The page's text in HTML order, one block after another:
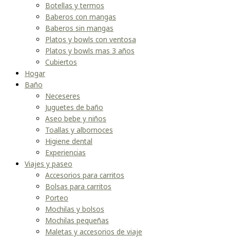
Botellas y termos
Baberos con mangas
Baberos sin mangas
Platos y bowls con ventosa
Platos y bowls mas 3 años
Cubiertos
Hogar
Baño
Neceseres
Juguetes de baño
Aseo bebe y niños
Toallas y albornoces
Higiene dental
Experiencias
Viajes y paseo
Accesorios para carritos
Bolsas para carritos
Porteo
Mochilas y bolsos
Mochilas pequeñas
Maletas y accesorios de viaje